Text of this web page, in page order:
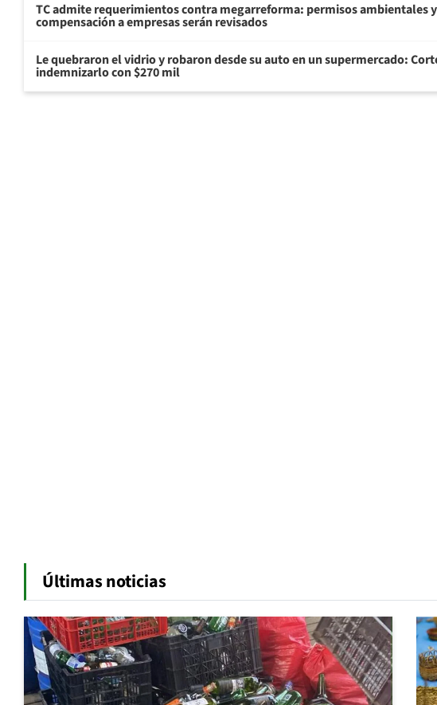
TC admite requerimientos contra megarreforma: permisos ambientales y
compensación a empresas serán revisados
Le quebraron el vidrio y robaron desde su auto en un supermercado:
indemnizarlo con $270 mil
Últimas noticias